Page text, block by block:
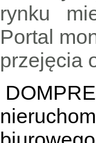
rynku
Portal
przejęcia